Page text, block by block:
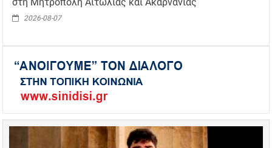
στη Μητρόπολη Αιτωλίας και Ακαρνανίας
2026-08-07